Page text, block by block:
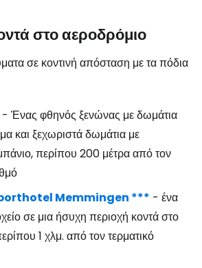
στο αεροδρόμιο
σε κοντινή απόσταση με τα πόδια
- Ένας φθηνός ξενώνας με δωμάτια
και ξεχωριστά δωμάτια με
περίπου 200 μέτρα από τον
Memmingen *** - ένα
σε μια ήσυχη περιοχή κοντά στο
1 χλμ. από τον τερματικό